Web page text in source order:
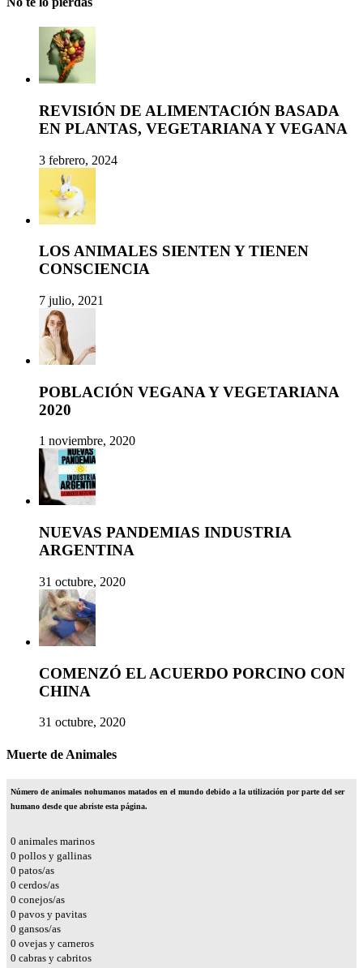
REVISIÓN DE ALIMENTACIÓN BASADA
EN PLANTAS, VEGETARIANA Y VEGANA
3 febrero, 2024
LOS ANIMALES SIENTEN Y TIENEN
CONSCIENCIA
7 julio, 2021
POBLACIÓN VEGANA Y VEGETARIANA
2020
1 noviembre, 2020
NUEVAS PANDEMIAS INDUSTRIA
ARGENTINA
31 octubre, 2020
COMENZÓ EL ACUERDO PORCINO CON
CHINA
31 octubre, 2020
Muerte de Animales
Número de animales nohumanos matados en el mundo debido a la utilización por parte del ser
humano desde que abriste esta página.
0 animales marinos
0 pollos y gallinas
0 patos/as
0 cerdos/as
0 conejos/as
0 pavos y pavitas
0 gansos/as
0 ovejas y carneros
0 cabras y cabritos